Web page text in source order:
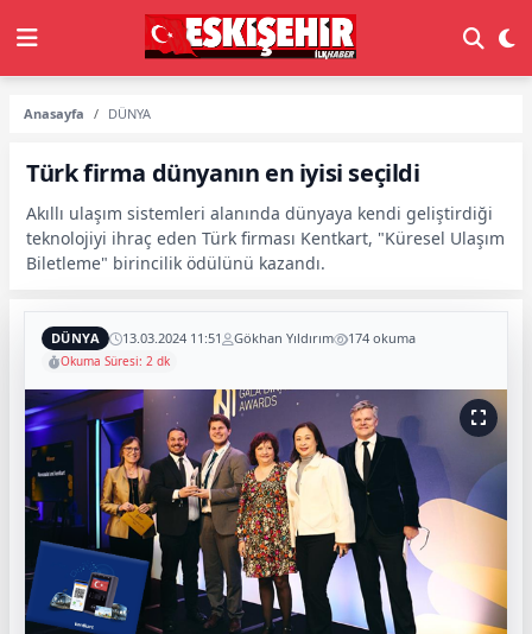
Anasayfa DÜNYA
Türk firma dünyanın en iyisi seçildi
Akıllı ulaşım sistemleri alanında dünyaya kendi geliştirdiği
teknolojiyi ihraç eden Türk firması Kentkart, "Küresel Ulaşım
Biletleme" birincilik ödülünü kazandı.
DÜNYA 13.03.2024 11:51 Gökhan Yıldırım 174 okuma
Okuma Süresi: 2 dk